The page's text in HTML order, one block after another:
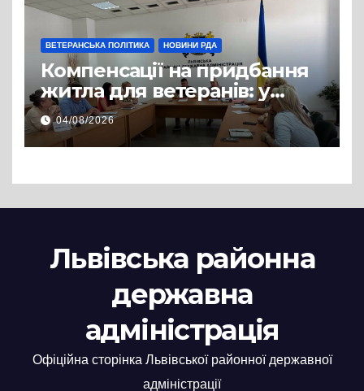
ВЕТЕРАНСЬКА ПОЛІТИКА НОВИНИ РДА
Компенсації на придбання
житла для ветеранів: у
Львівській РДА розглянули
нові заяви
04/08/2026
Львівська районна
державна
адміністрація
Офіційна сторінка Львівської районної державної
адміністрації